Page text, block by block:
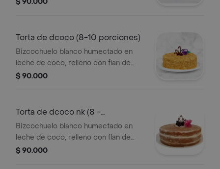
refrigerado. verificar tamano del
producto impreso en el empaque.
Torta de dcoco (8-10 porciones)
Bizcochuelo blanco humectado en
leche de coco, relleno con flan de
coco y arequipe, cubierta con crema
consérvese refrigerado. verificar
impreso en el empaque.
$ 90.000
Torta de dcoco nk (8 -
10porciones)
Bizcochuelo blanco humectado en
leche de coco, relleno con flan de
coco y arequipe, sin cubierta de
$ 90.000